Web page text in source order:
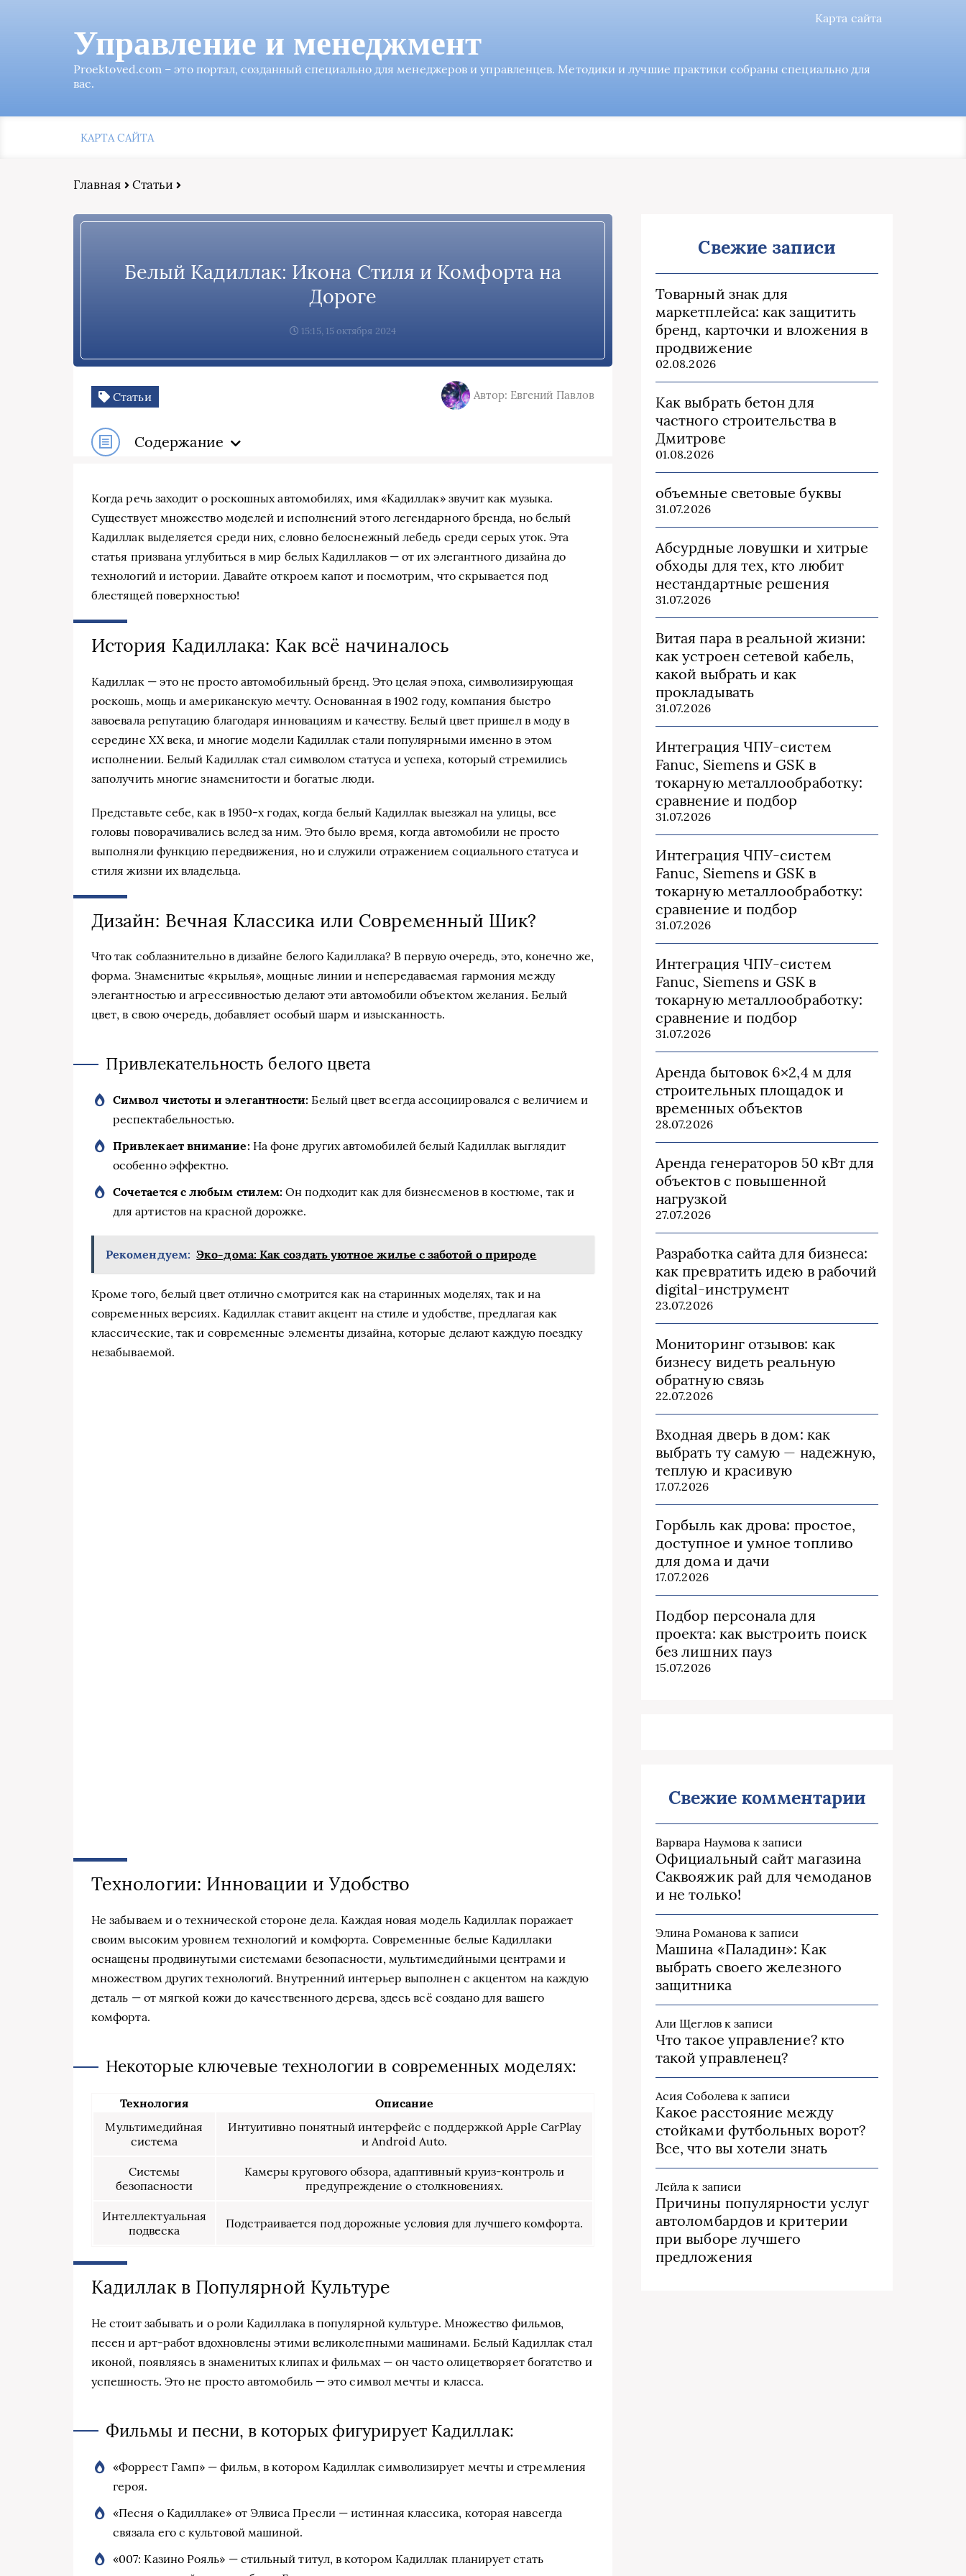
Карта сайта
Управление и менеджмент
Proektoved.com – это портал, созданный специально для менеджеров и управленцев. Методики и лучшие практики собраны специально для
вас.
КАРТА САЙТА
Главная Статьи
Белый Кадиллак: Икона Стиля и Комфорта на
Дороге
15:15, 15 октября 2024
Статьи Автор: Евгений Павлов
Содержание
Когда речь заходит о роскошных автомобилях, имя «Кадиллак» звучит как музыка.
Существует множество моделей и исполнений этого легендарного бренда, но белый
Кадиллак выделяется среди них, словно белоснежный лебедь среди серых уток. Эта
статья призвана углубиться в мир белых Кадиллаков — от их элегантного дизайна до
технологий и истории. Давайте откроем капот и посмотрим, что скрывается под
блестящей поверхностью!
История Кадиллака: Как всё начиналось
Кадиллак — это не просто автомобильный бренд. Это целая эпоха, символизирующая
роскошь, мощь и американскую мечту. Основанная в 1902 году, компания быстро
завоевала репутацию благодаря инновациям и качеству. Белый цвет пришел в моду в
середине XX века, и многие модели Кадиллак стали популярными именно в этом
исполнении. Белый Кадиллак стал символом статуса и успеха, который стремились
заполучить многие знаменитости и богатые люди.
Представьте себе, как в 1950-х годах, когда белый Кадиллак выезжал на улицы, все
головы поворачивались вслед за ним. Это было время, когда автомобили не просто
выполняли функцию передвижения, но и служили отражением социального статуса и
стиля жизни их владельца.
Дизайн: Вечная Классика или Современный Шик?
Что так соблазнительно в дизайне белого Кадиллака? В первую очередь, это, конечно же,
форма. Знаменитые «крылья», мощные линии и непередаваемая гармония между
элегантностью и агрессивностью делают эти автомобили объектом желания. Белый
цвет, в свою очередь, добавляет особый шарм и изысканность.
Привлекательность белого цвета
Символ чистоты и элегантности: Белый цвет всегда ассоциировался с величием и
респектабельностью.
Привлекает внимание: На фоне других автомобилей белый Кадиллак выглядит
особенно эффектно.
Сочетается с любым стилем: Он подходит как для бизнесменов в костюме, так и
для артистов на красной дорожке.
Рекомендуем: Эко-дома: Как создать уютное жилье с заботой о природе
Кроме того, белый цвет отлично смотрится как на старинных моделях, так и на
современных версиях. Кадиллак ставит акцент на стиле и удобстве, предлагая как
классические, так и современные элементы дизайна, которые делают каждую поездку
незабываемой.
Технологии: Инновации и Удобство
Не забываем и о технической стороне дела. Каждая новая модель Кадиллак поражает
своим высоким уровнем технологий и комфорта. Современные белые Кадиллаки
оснащены продвинутыми системами безопасности, мультимедийными центрами и
множеством других технологий. Внутренний интерьер выполнен с акцентом на каждую
деталь — от мягкой кожи до качественного дерева, здесь всё создано для вашего
комфорта.
Некоторые ключевые технологии в современных моделях:
Технология
Описание
Мультимедийная
система
Интуитивно понятный интерфейс с поддержкой Apple CarPlay
и Android Auto.
Системы
безопасности
Камеры кругового обзора, адаптивный круиз-контроль и
предупреждение о столкновениях.
Интеллектуальная
подвеска
Подстраивается под дорожные условия для лучшего комфорта.
Кадиллак в Популярной Культуре
Не стоит забывать и о роли Кадиллака в популярной культуре. Множество фильмов,
песен и арт-работ вдохновлены этими великолепными машинами. Белый Кадиллак стал
иконой, появляясь в знаменитых клипах и фильмах — он часто олицетворяет богатство и
успешность. Это не просто автомобиль — это символ мечты и класса.
Фильмы и песни, в которых фигурирует Кадиллак:
«Форрест Гамп» — фильм, в котором Кадиллак символизирует мечты и стремления
героя.
«Песня о Кадиллаке» от Элвиса Пресли — истинная классика, которая навсегда
связала его с культовой машиной.
«007: Казино Рояль» — стильный титул, в котором Кадиллак планирует стать
Свежие записи
Товарный знак для
маркетплейса: как защитить
бренд, карточки и вложения в
продвижение
02.08.2026
Как выбрать бетон для
частного строительства в
Дмитрове
01.08.2026
объемные световые буквы
31.07.2026
Абсурдные ловушки и хитрые
обходы для тех, кто любит
нестандартные решения
31.07.2026
Витая пара в реальной жизни:
как устроен сетевой кабель,
какой выбрать и как
прокладывать
31.07.2026
Интеграция ЧПУ-систем
Fanuc, Siemens и GSK в
токарную металлообработку:
сравнение и подбор
31.07.2026
Интеграция ЧПУ-систем
Fanuc, Siemens и GSK в
токарную металлообработку:
сравнение и подбор
31.07.2026
Интеграция ЧПУ-систем
Fanuc, Siemens и GSK в
токарную металлообработку:
сравнение и подбор
31.07.2026
Аренда бытовок 6×2,4 м для
строительных площадок и
временных объектов
28.07.2026
Аренда генераторов 50 кВт для
объектов с повышенной
нагрузкой
27.07.2026
Разработка сайта для бизнеса:
как превратить идею в рабочий
digital-инструмент
23.07.2026
Мониторинг отзывов: как
бизнесу видеть реальную
обратную связь
22.07.2026
Входная дверь в дом: как
выбрать ту самую — надежную,
теплую и красивую
17.07.2026
Горбыль как дрова: простое,
доступное и умное топливо
для дома и дачи
17.07.2026
Подбор персонала для
проекта: как выстроить поиск
без лишних пауз
15.07.2026
Свежие комментарии
Варвара Наумова к записи
Официальный сайт магазина
Саквояжик рай для чемоданов
и не только!
Элина Романова к записи
Машина «Паладин»: Как
выбрать своего железного
защитника
Али Щегловк записи
Что такое управление? кто
такой управленец?
Асия Соболева к записи
Какое расстояние между
стойками футбольных ворот?
Все, что вы хотели знать
Лейла к записи
Причины популярности услуг
автоломбардов и критерии
при выборе лучшего
предложения